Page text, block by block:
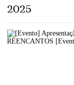
2025